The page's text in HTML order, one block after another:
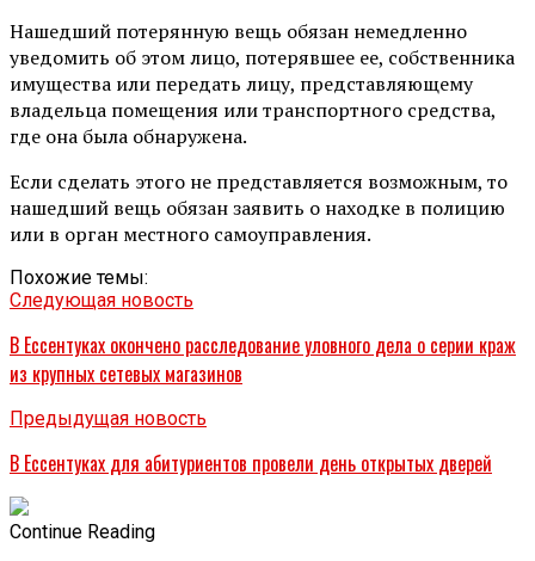
Нашедший потерянную вещь обязан немедленно
уведомить об этом лицо, потерявшее ее, собственника
имущества или передать лицу, представляющему
владельца помещения или транспортного средства,
где она была обнаружена.
Если сделать этого не представляется возможным, то
нашедший вещь обязан заявить о находке в полицию
или в орган местного самоуправления.
Похожие темы:
Следующая новость
В Ессентуках окончено расследование уловного дела о серии краж
из крупных сетевых магазинов
Предыдущая новость
В Ессентуках для абитуриентов провели день открытых дверей
Continue Reading